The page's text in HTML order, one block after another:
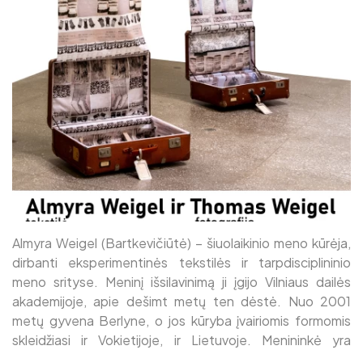
Almyra Weigel (Bartkevičiūtė) – šiuolaikinio meno kūrėja,
dirbanti eksperimentinės tekstilės ir tarpdisciplininio
meno srityse. Meninį išsilavinimą ji įgijo Vilniaus dailės
akademijoje, apie dešimt metų ten dėstė. Nuo 2001
metų gyvena Berlyne, o jos kūryba įvairiomis formomis
skleidžiasi ir Vokietijoje, ir Lietuvoje. Menininkė yra